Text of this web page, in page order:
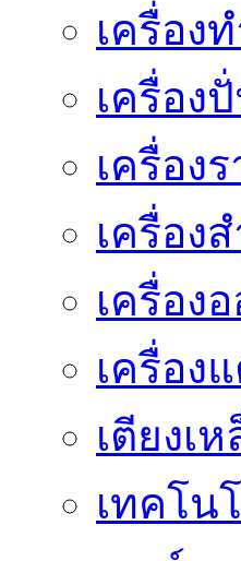
เครื่อง
เครื่อง
เครื่อง
เครื่อง
เครื่อง
เครื่อง
เตียงเห
เทคโน